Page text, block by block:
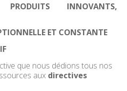
INNOVANTS,
ET CONSTANTE
que nous dédions tous nos
aux directives